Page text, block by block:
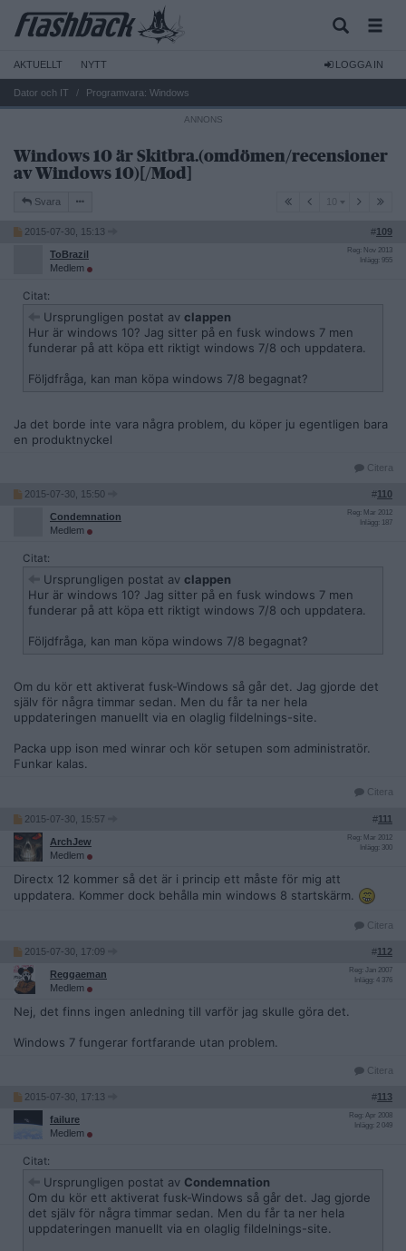
AKTUELLT NYTT LOGGA IN
Dator och IT Programvara: Windows
Windows 10 är Skitbra.(omdömen/recensioner
av Windows 10)[/Mod]
Svara
2015-07-30, 15:13 #109
ToBrazil
Medlem
Reg: Nov 2013
Inlägg: 955
Citat:
Ursprungligen postat av clappen
Hur är windows 10? Jag sitter på en fusk windows 7 men
funderar på att köpa ett riktigt windows 7/8 och uppdatera.
Följdfråga, kan man köpa windows 7/8 begagnat?
Ja det borde inte vara några problem, du köper ju egentligen bara
en produktnyckel
Citera
2015-07-30, 15:50 #110
Condemnation
Medlem
Reg: Mar 2012
Inlägg: 187
Citat:
Ursprungligen postat av clappen
Hur är windows 10? Jag sitter på en fusk windows 7 men
funderar på att köpa ett riktigt windows 7/8 och uppdatera.
Följdfråga, kan man köpa windows 7/8 begagnat?
Om du kör ett aktiverat fusk-Windows så går det. Jag gjorde det
själv för några timmar sedan. Men du får ta ner hela
uppdateringen manuellt via en olaglig fildelnings-site.
Packa upp ison med winrar och kör setupen som administratör.
Funkar kalas.
Citera
2015-07-30, 15:57 #111
ArchJew
Medlem
Reg: Mar 2012
Inlägg: 300
Directx 12 kommer så det är i princip ett måste för mig att
uppdatera. Kommer dock behålla min windows 8 startskärm.
Citera
2015-07-30, 17:09 #112
Reggaeman
Medlem
Reg: Jan 2007
Inlägg: 4 376
Nej, det finns ingen anledning till varför jag skulle göra det.
Windows 7 fungerar fortfarande utan problem.
Citera
2015-07-30, 17:13 #113
failure
Medlem
Reg: Apr 2008
Inlägg: 2 049
Citat:
Ursprungligen postat av Condemnation
Om du kör ett aktiverat fusk-Windows så går det. Jag gjorde
det själv för några timmar sedan. Men du får ta ner hela
uppdateringen manuellt via en olaglig fildelnings-site.